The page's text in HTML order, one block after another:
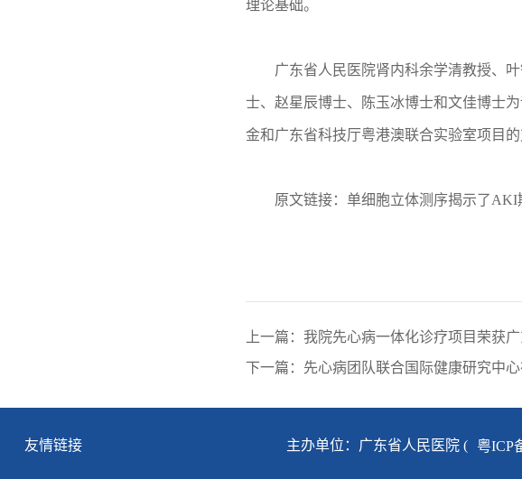
理论基础。
广东省人民医院肾内科余学清教授、叶
士、赵星辰博士、陈玉冰博士和文佳博士
金和广东省科技厅粤港澳联合实验室项目的
原文链接： 单细胞立体测序揭示了AKI
上一篇：我院先心病一体化诊疗项目荣获
友情链接 主办单位：广东省人民医院 ( 粤ICP